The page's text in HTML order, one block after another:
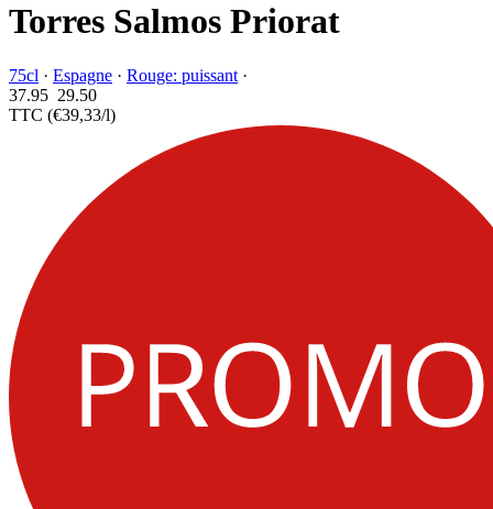
Torres Salmos Priorat
75cl · Espagne · Rouge: puissant ·
37.95 29.50
TTC (€39,33/l)